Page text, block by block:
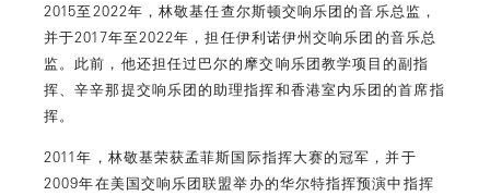
2015至2022年，林敬基任查尔斯顿交响乐团的音乐总监，
并于2017年至2022年，担任伊利诺伊州交响乐团的音乐总
监。此前，他还担任过巴尔的摩交响乐团教学项目的副指
挥、辛辛那提交响乐团的助理指挥和香港室内乐团的首席指
挥。
2011年，林敬基荣获孟菲斯国际指挥大赛的冠军，并于
2009年在美国交响乐团联盟举办的华尔特指挥预演中指挥